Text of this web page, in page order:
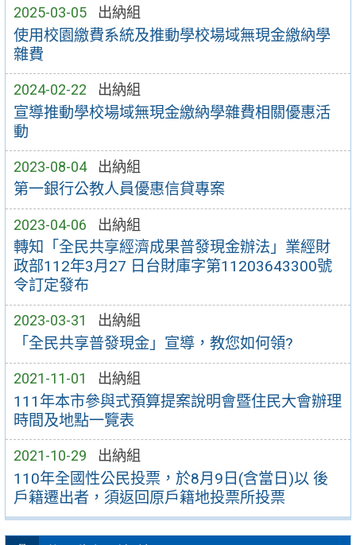
2025-03-05 出納組
使用校園繳費系統及推動學校場域無現金繳納學
雜費
2024-02-22 出納組
宣導推動學校場域無現金繳納學雜費相關優惠活
動
2023-08-04 出納組
第一銀行公教人員優惠信貸專案
2023-04-06 出納組
轉知「全民共享經濟成果普發現金辦法」業經財
政部112年3月27 日台財庫字第11203643300號
令訂定發布
2023-03-31 出納組
「全民共享普發現金」宣導，教您如何領?
2021-11-01 出納組
111年本市參與式預算提案說明會暨住民大會辦理
時間及地點一覽表
2021-10-29 出納組
110年全國性公民投票，於8月9日(含當日)以 後
戶籍遷出者，須返回原戶籍地投票所投票